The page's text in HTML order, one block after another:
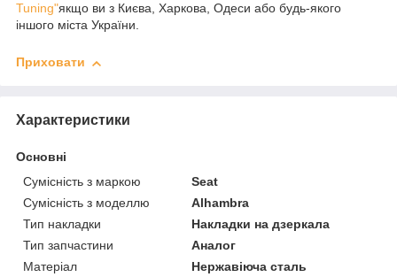
Tuning"якщо ви з Києва, Харкова, Одеси або будь-якого
іншого міста України.
Приховати
Характеристики
Основні
Сумісність з маркою
Seat
Сумісність з моделлю
Alhambra
Тип накладки
Накладки на дзеркала
Тип запчастини
Аналог
Матеріал
Нержавіюча сталь